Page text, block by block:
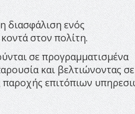
διασφάλιση ενός
στον πολίτη.
σε προγραμματισμένα
και βελτιώνοντας σε
επιτόπιων